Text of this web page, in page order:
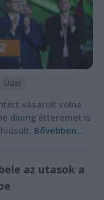
Üzlet
vásárolt volna
dining étteremet is
Bővebben...
az utasok a